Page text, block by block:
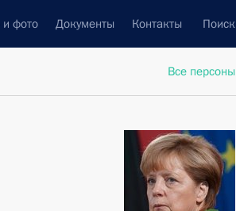
фото Документы Контакты Поиск
Все персоны